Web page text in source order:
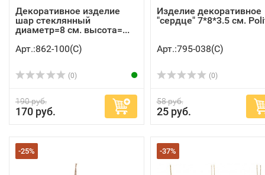
Декоративное изделие
шар стеклянный
диаметр=8 см. высота=...
Арт.:862-100(C)
(0)
190 руб.
170 руб.
Изделие декоративное
"сердце" 7*8*3.5 см.
Арт.:795-038(C)
(0)
58 руб.
25 руб.
-25% -37%